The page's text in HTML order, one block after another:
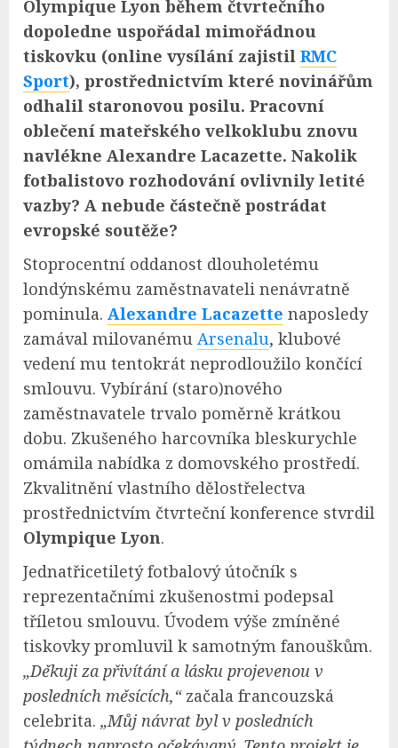
Olympique Lyon během čtvrtečního
dopoledne uspořádal mimořádnou
tiskovku (online vysílání zajistil RMC
Sport), prostřednictvím které novinářům
odhalil staronovou posilu. Pracovní
oblečení mateřského velkoklubu znovu
navlékne Alexandre Lacazette. Nakolik
fotbalistovo rozhodování ovlivnily letité
vazby? A nebude částečně postrádat
evropské soutěže?
Stoprocentní oddanost dlouholetému
londýnskému zaměstnavateli nenávratně
pominula. Alexandre Lacazette naposledy
zamával milovanému Arsenalu, klubové
vedení mu tentokrát neprodloužilo končící
smlouvu. Vybírání (staro)nového
zaměstnavatele trvalo poměrně krátkou
dobu. Zkušeného harcovníka bleskurychle
omámila nabídka z domovského prostředí.
Zkvalitnění vlastního dělostřelectva
prostřednictvím čtvrteční konference stvrdil
Olympique Lyon.
Jednatřicetiletý fotbalový útočník s
reprezentačními zkušenostmi podepsal
tříletou smlouvu. Úvodem výše zmíněné
tiskovky promluvil k samotným fanouškům.
„Děkuji za přivítání a lásku projevenou v
posledních měsících,“začala francouzská
celebrita. „Můj návrat byl v posledních